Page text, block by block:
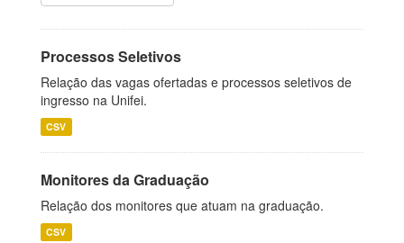
Processos Seletivos
Relação das vagas ofertadas e processos seletivos de
ingresso na Unifei.
CSV
Monitores da Graduação
Relação dos monitores que atuam na graduação.
CSV